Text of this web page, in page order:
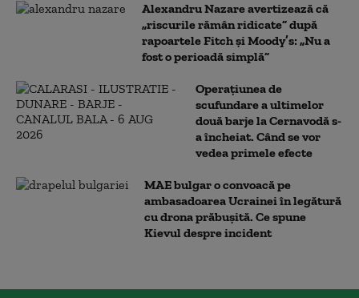
Alexandru Nazare avertizează că
„riscurile rămân ridicate” după
rapoartele Fitch și Moody’s: „Nu a
fost o perioadă simplă”
Operațiunea de
scufundare a ultimelor
două barje la Cernavodă s-
a încheiat. Când se vor
vedea primele efecte
MAE bulgar o convoacă pe
ambasadoarea Ucrainei în legătură
cu drona prăbuşită. Ce spune
Kievul despre incident